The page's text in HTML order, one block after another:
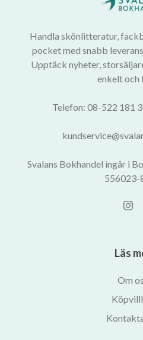
Handla skönlitteratur,
pocket med snabb
Upptäck nyheter,
enkelt och
Telefon: 08-522 181
Svalans Bokhandel ingår i
556023-
Läs
Om